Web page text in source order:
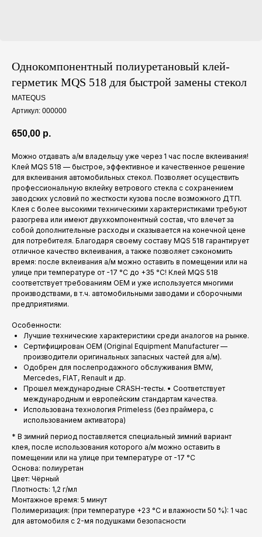
Однокомпонентный полиуретановый клей-
герметик MQS 518 для быстрой замены стекол
MATEQUS
Артикул: 000000
650,00 р.
Можно отдавать а/м владельцу уже через 1 час после вклеивания!
Клей MQS 518 — быстрое, эффективное и качественное решение
для вклеивания автомобильных стекол. Позволяет осуществить
профессиональную вклейку ветрового стекла с сохранением
заводских условий по жесткости кузова после возможного ДТП.
Клея с более высокими техническими характеристиками требуют
разогрева или имеют двухкомпонентный состав, что влечет за
собой дополнительные расходы и сказывается на конечной цене
для потребителя. Благодаря своему составу MQS 518 гарантирует
отличное качество вклеивания, а также позволяет сэкономить
время: после вклеивания а/м можно оставить в помещении или на
улице при температуре от -17 °С до +35 °С! Клей MQS 518
соответствует требованиям ОЕМ и уже используется многими
производствами, в т.ч. автомобильными заводами и сборочными
предприятиями.
Особенности:
Лучшие технические характеристики среди аналогов на рынке.
Сертифицирован ОЕМ (Original Equipment Manufacturer —
производители оригинальных запасных частей для а/м).
Одобрен для послепродажного обслуживания BMW,
Mercedes, FIAT, Renault и др.
Прошел международные CRASH-тесты. • Соответствует
международным и европейским стандартам качества.
Использована технология Primeless (без праймера, с
использованием активатора)
* В зимний период поставляется специальный зимний вариант
клея, после использования которого а/м можно оставить в
помещении или на улице при температуре от -17 °С
Основа: полиуретан
Цвет: Чёрный
Плотность: 1,2 г/мл
Монтажное время: 5 минут
Полимеризация: (при температуре +23 °С и влажности 50 %): 1 час
для автомобиля с 2-мя подушками безопасности